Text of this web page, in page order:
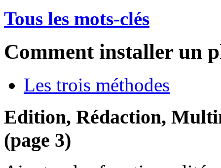
Tous les mots-clés
Comment installer un
Les trois méthodes
Edition, Rédaction,
(page 3)